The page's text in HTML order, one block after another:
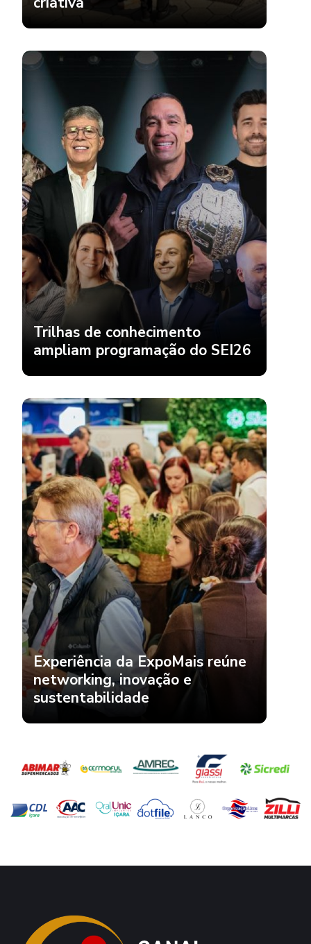
Trilhas de conhecimento
ampliam programação do SEI26
Experiência da ExpoMais reúne
networking, inovação e
sustentabilidade